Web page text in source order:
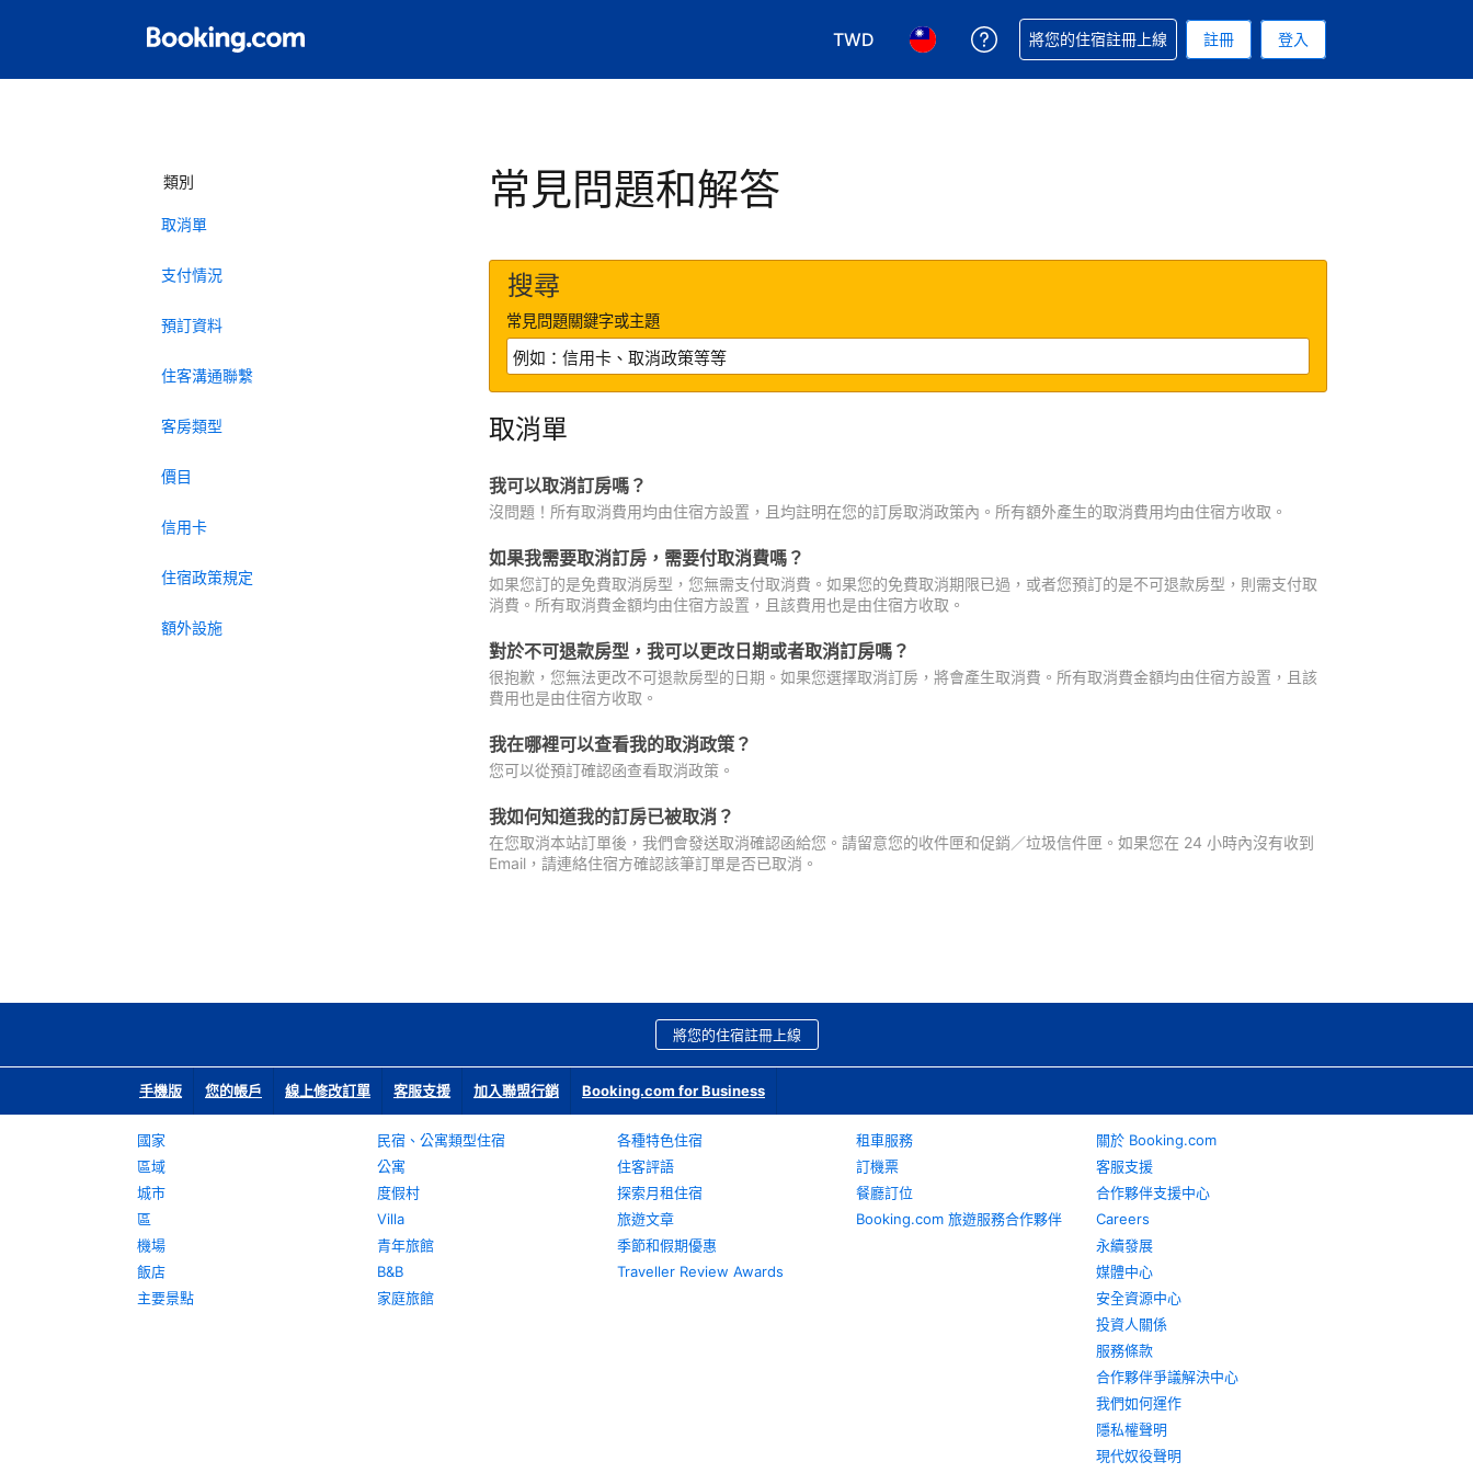
TWD
選擇您使用的幣別. 您現在所使用的幣別為新台幣
選擇您使用的語言. 您目前所選的語言是繁體中文
取得訂單相關協助
將您的住宿註冊上線 註冊 登入
類別
取消單
支付情況
預訂資料
住客溝通聯繫
客房類型
價目
信用卡
住宿政策規定
額外設施
常見問題和解答
搜尋
常見問題關鍵字或主題
取消單
我可以取消訂房嗎？
沒問題！所有取消費用均由住宿方設置，且均註明在您的訂房取消政策內。所有額外產生的取消費用均由住宿方收取。
如果我需要取消訂房，需要付取消費嗎？
如果您訂的是免費取消房型，您無需支付取消費。如果您的免費取消期限已過，或者您預訂的是不可退款房型，則需支付取
消費。所有取消費金額均由住宿方設置，且該費用也是由住宿方收取。
對於不可退款房型，我可以更改日期或者取消訂房嗎？
很抱歉，您無法更改不可退款房型的日期。如果您選擇取消訂房，將會產生取消費。所有取消費金額均由住宿方設置，且該
費用也是由住宿方收取。
我在哪裡可以查看我的取消政策？
您可以從預訂確認函查看取消政策。
我如何知道我的訂房已被取消？
在您取消本站訂單後，我們會發送取消確認函給您。請留意您的收件匣和促銷／垃圾信件匣。如果您在 24 小時內沒有收到
Email，請連絡住宿方確認該筆訂單是否已取消。
將您的住宿註冊上線
手機版 您的帳戶 線上修改訂單 客服支援 加入聯盟行銷 Booking.com for Business
國家
區域
城市
區
機場
飯店
主要景點
民宿、公寓類型住宿
公寓
度假村
Villa
青年旅館
B&B
家庭旅館
各種特色住宿
住客評語
探索月租住宿
旅遊文章
季節和假期優惠
Traveller Review Awards
租車服務
訂機票
餐廳訂位
Booking.com 旅遊服務合作夥伴
關於 Booking.com
客服支援
合作夥伴支援中心
Careers
永續發展
媒體中心
安全資源中心
投資人關係
服務條款
合作夥伴爭議解決中心
我們如何運作
隱私權聲明
現代奴役聲明